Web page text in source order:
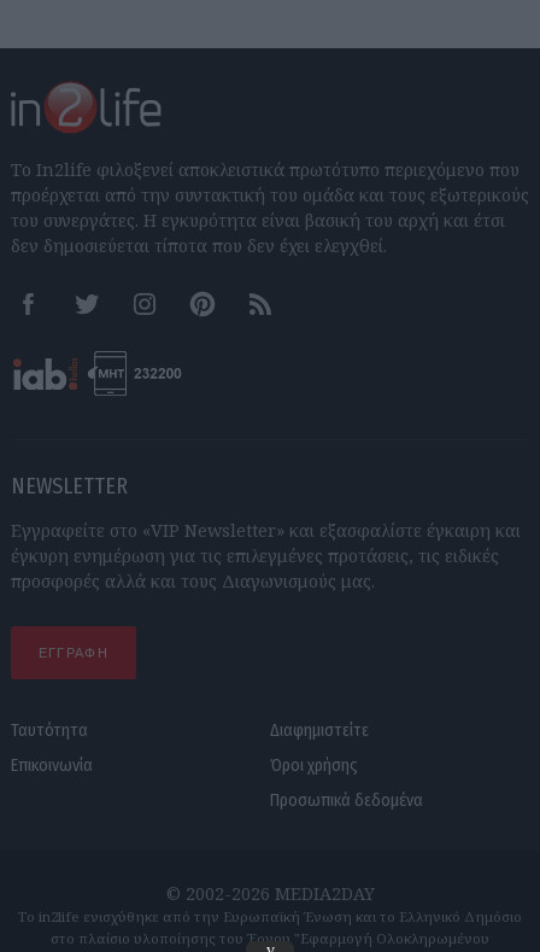
Το In2life φιλοξενεί αποκλειστικά πρωτότυπο περιεχόμενο που
προέρχεται από την συντακτική του ομάδα και τους εξωτερικούς
του συνεργάτες. Η εγκυρότητα είναι βασική του αρχή και έτσι
δεν δημοσιεύεται τίποτα που δεν έχει ελεγχθεί.
FacebookTwitter InstagramPinterestRSS feeds
NEWSLETTER
Εγγραφείτε στο «VIP Newsletter» και εξασφαλίστε έγκαιρη και
έγκυρη ενημέρωση για τις επιλεγμένες προτάσεις, τις ειδικές
προσφορές αλλά και τους Διαγωνισμούς μας.
ΕΓΓΡΑΦΗ
Ταυτότητα
Επικοινωνία
Διαφημιστείτε
Όροι χρήσης
Προσωπικά δεδομένα
© 2002-2026 MEDIA2DAY
Το in2life ενισχύθηκε από την Ευρωπαϊκή Ένωση και το Ελληνικό Δημόσιο
στο πλαίσιο υλοποίησης του Έργου "Εφαρμογή Ολοκληρωμένου